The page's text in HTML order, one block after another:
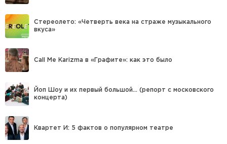
Стереолето: «Четверть века на страже музыкального
вкуса»
Call Me Karizma в «Графите»: как это было
Йоп Шоу и их первый большой… (репорт с московского
концерта)
Квартет И: 5 фактов о популярном театре